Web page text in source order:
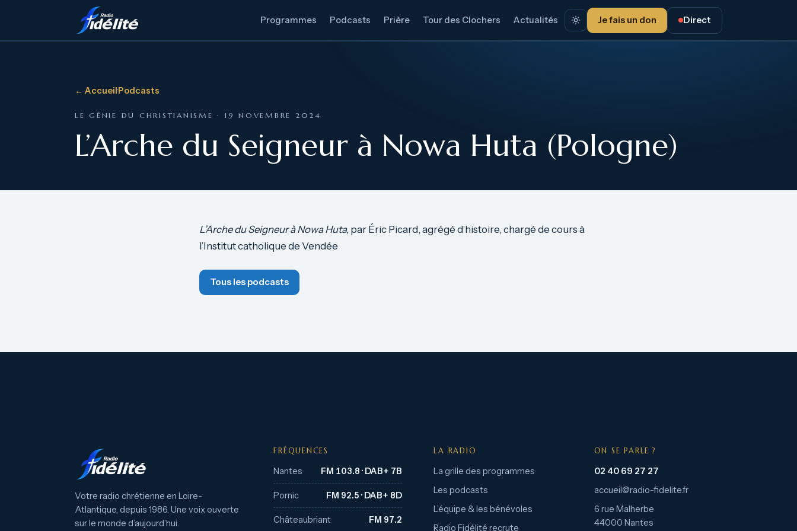
Programmes Podcasts Prière Tour des Clochers Actualités Je fais un don Direct
← Accueil·Podcasts
LE GÉNIE DU CHRISTIANISME · 19 NOVEMBRE 2024
L’Arche du Seigneur à Nowa Huta (Pologne)
L’Arche du Seigneur à Nowa Huta, par Éric Picard, agrégé d’histoire, chargé de cours à
l’Institut catholique de Vendée
Tous les podcasts
Votre radio chrétienne en Loire-
Atlantique, depuis 1986. Une voix ouverte
sur le monde d’aujourd’hui.
FRÉQUENCES
Nantes FM 103.8 · DAB+ 7B
Pornic FM 92.5 · DAB+ 8D
Châteaubriant FM 97.2
LA RADIO
La grille des programmes
Les podcasts
L’équipe & les bénévoles
Radio Fidélité recrute
ON SE PARLE ?
02 40 69 27 27
accueil@radio-fidelite.fr
6 rue Malherbe
44000 Nantes